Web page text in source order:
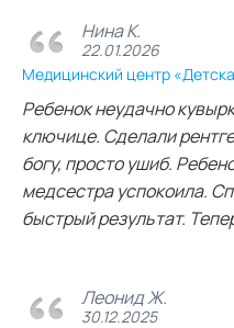
Нина К.
22.01.2026
Медицинский центр
Ребенок неудачно
ключице. Сделали
богу, просто ушиб.
медсестра успокоила.
быстрый результат.
Леонид Ж.
30.12.2025